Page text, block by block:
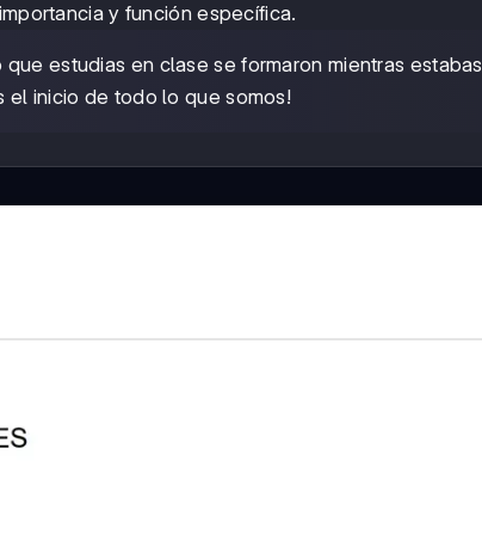
y función específica.
estudias en clase se formaron mientras estabas
el inicio de todo lo que somos!